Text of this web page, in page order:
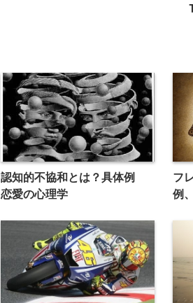
認知的不協和とは？具体例
恋愛の心理学
フ
例